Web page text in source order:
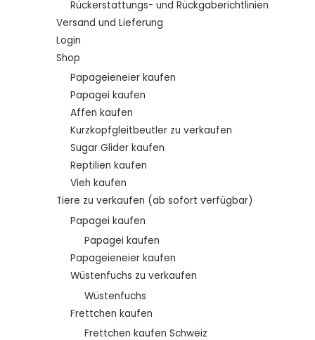
Rückerstattungs- und Rückgaberichtlinien
Versand und Lieferung
Login
Shop
Papageieneier kaufen
Papagei kaufen
Affen kaufen
Kurzkopfgleitbeutler zu verkaufen
Sugar Glider kaufen
Reptilien kaufen
Vieh kaufen
Tiere zu verkaufen (ab sofort verfügbar)
Papagei kaufen
Papagei kaufen
Papageieneier kaufen
Wüstenfuchs zu verkaufen
Wüstenfuchs
Frettchen kaufen
Frettchen kaufen Schweiz